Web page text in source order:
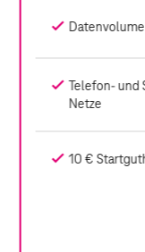
Telefon- und
Netze
10 €